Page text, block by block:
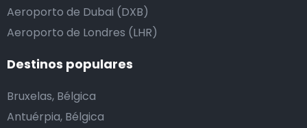
Aeroporto de Dubai (DXB)
Aeroporto de Londres (LHR)
Destinos populares
Bruxelas, Bélgica
Antuérpia, Bélgica